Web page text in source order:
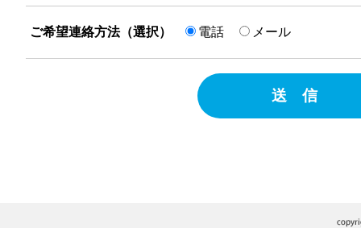
ご希望連絡方法（選択） 電話 メール
送 信